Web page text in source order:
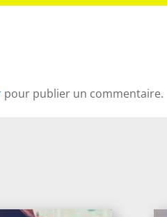
pour publier un commentaire.